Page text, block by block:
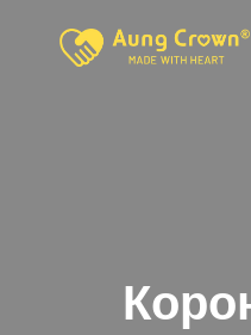
контенту